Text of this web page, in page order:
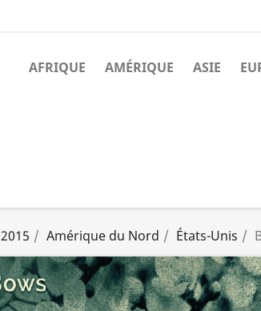
AFRIQUE AMÉRIQUE ASIE
2015 Amérique du Nord États-Unis